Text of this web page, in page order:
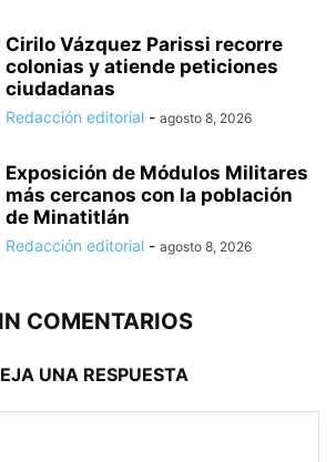
Cirilo Vázquez Parissi recorre
colonias y atiende peticiones
ciudadanas
Redacción editorial - agosto 8, 2026
Exposición de Módulos Militares
más cercanos con la población
de Minatitlán
Redacción editorial - agosto 8, 2026
COMENTARIOS
UNA RESPUESTA